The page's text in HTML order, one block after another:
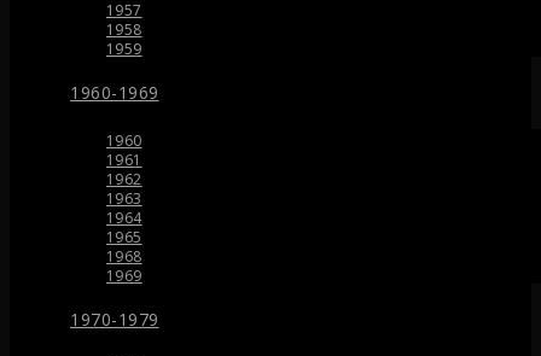
1957
1958
1959
1960-1969
1960
1961
1962
1963
1964
1965
1968
1969
1970-1979